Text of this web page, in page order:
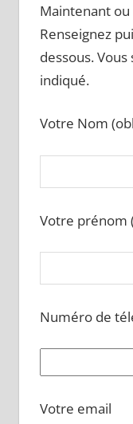
Maintenant ou
Renseignez
dessous.
indiqué.
Votre Nom
Votre prénom
Numéro de
Votre email